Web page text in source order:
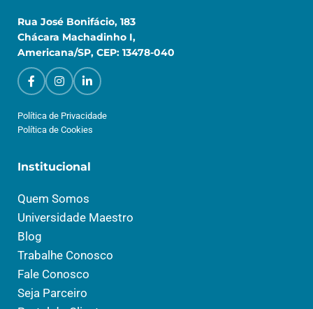
Rua José Bonifácio, 183
Chácara Machadinho I,
Americana/SP, CEP: 13478-040
Política de Privacidade
Política de Cookies
Institucional
Quem Somos
Universidade Maestro
Blog
Trabalhe Conosco
Fale Conosco
Seja Parceiro